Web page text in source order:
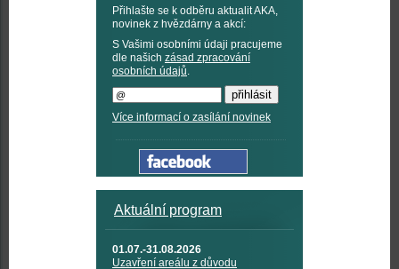
Přihlašte se k odběru aktualit AKA,
novinek z hvězdárny a akcí:
S Vašimi osobními údaji pracujeme
dle našich zásad zpracování
osobních údajů.
Více informací o zasílání novinek
Aktuální program
01.07.-31.08.2026
Uzavření areálu z důvodu